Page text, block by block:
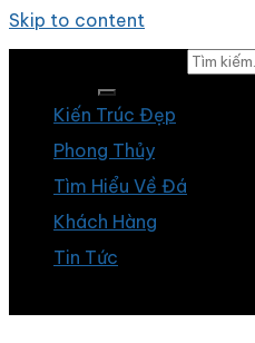
Skip to content
Kiến Trúc Đẹp
Phong Thủy
Tìm Hiểu Về Đá
Khách Hàng
Tin Tức